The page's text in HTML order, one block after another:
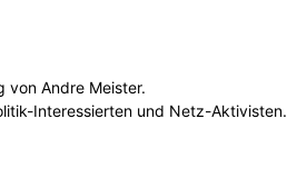
von Andre Meister.
Interessierten und Netz-Aktivisten.